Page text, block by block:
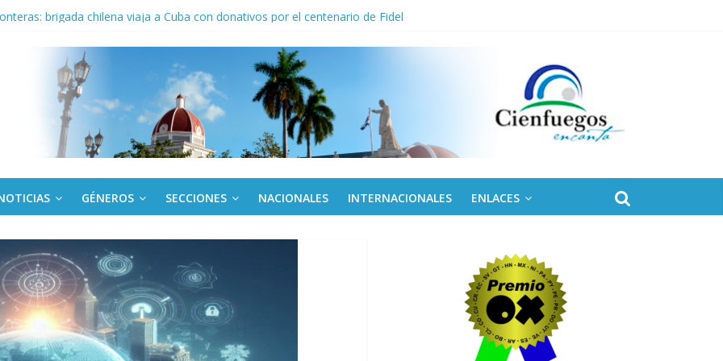
imágenes la prensa cubana rinde tributo al Comandante (+ Fotos)
cien años, cien escuelas
a brigada cubana que asistió en Venezuela
rescate en escuela con desplome parcial en Cuba
GÉNEROS SECCIONES NACIONALES INTERNACIONALES ENLACES